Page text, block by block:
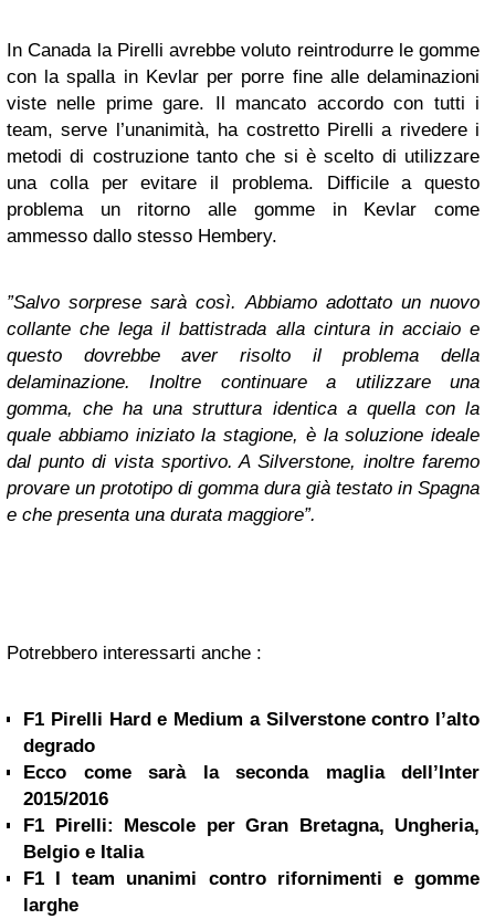
In Canada la Pirelli avrebbe voluto reintrodurre le gomme
con la spalla in Kevlar per porre fine alle delaminazioni
viste nelle prime gare. Il mancato accordo con tutti i
team, serve l’unanimità, ha costretto Pirelli a rivedere i
metodi di costruzione tanto che si è scelto di utilizzare
una colla per evitare il problema. Difficile a questo
problema un ritorno alle gomme in Kevlar come
ammesso dallo stesso Hembery.
”Salvo sorprese sarà così. Abbiamo adottato un nuovo
collante che lega il battistrada alla cintura in acciaio e
questo dovrebbe aver risolto il proble­ma della
delaminazione. Inol­tre continuare a utilizzare una
gomma, che ha una struttura identica a quella con la
quale abbiamo iniziato la stagione, è la soluzione ideale
dal punto di vista sportivo. A Silverstone, inoltre faremo
provare un pro­totipo di gomma dura già testa­to in Spagna
e che presenta una durata maggiore”.
Potrebbero interessarti anche :
F1 Pirelli Hard e Medium a Silverstone contro l’alto
degrado
Ecco come sarà la seconda maglia dell’Inter
2015/2016
F1 Pirelli: Mescole per Gran Bretagna, Ungheria,
Belgio e Italia
F1 I team unanimi contro rifornimenti e gomme
larghe